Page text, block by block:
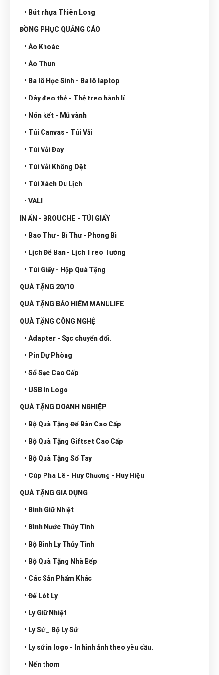
• Bút nhựa Thiên Long
ĐỒNG PHỤC QUẢNG CÁO
• Áo Khoác
• Áo Thun
• Ba lô Học Sinh - Ba lô laptop
• Dây đeo thẻ - Thẻ treo hành lí
• Nón kết - Mũ vành
• Túi Canvas - Túi Vải
• Túi Vải Đay
• Túi Vải Không Dệt
• Túi Xách Du Lịch
• VALI
IN ẤN - BROUCHE - TÚI GIẤY
• Bao Thư - Bì Thư - Phong Bì
• Lịch Để Bàn - Lịch Treo Tường
• Túi Giấy - Hộp Quà Tặng
QUÀ TẶNG 20/10
QUÀ TẶNG BẢO HIỂM MANULIFE
QUÀ TẶNG CÔNG NGHỆ
• Adapter - Sạc chuyển đổi.
• Pin Dự Phòng
• Sổ Sạc Cao Cấp
• USB In Logo
QUÀ TẶNG DOANH NGHIỆP
• Bộ Quà Tặng Để Bàn Cao Cấp
• Bộ Quà Tặng Giftset Cao Cấp
• Bộ Quà Tặng Sổ Tay
• Cúp Pha Lê - Huy Chương - Huy Hiệu
QUÀ TẶNG GIA DỤNG
• Bình Giữ Nhiệt
• Bình Nước Thủy Tinh
• Bộ Bình Ly Thủy Tinh
• Bộ Quà Tặng Nhà Bếp
• Các Sản Phẩm Khác
• Đế Lót Ly
• Ly Giữ Nhiệt
• Ly Sứ _ Bộ Ly Sứ
• Ly sứ in logo - In hình ảnh theo yêu cầu.
• Nến thơm